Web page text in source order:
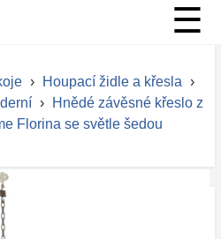
☰
› Houpací židle a křesla ›
›
Hnědé závěsné křeslo z
Florina se světle šedou